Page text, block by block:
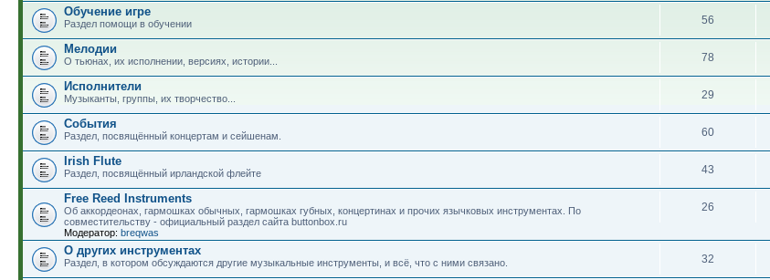
Обучение игре
Раздел помощи в обучении 56
Мелодии
О тьюнах, их исполнении, версиях, истории... 78
Исполнители
Музыканты, группы, их творчество... 29
События
Раздел, посвящённый концертам и сейшенам. 60
Irish Flute
Раздел, посвящённый ирландской флейте 43
Free Reed Instruments
Об аккордеонах, гармошках обычных, гармошках губных, концертинах и прочих язычковых инструментах. По
совместительству - официальный раздел сайта buttonbox.ru
Модератор: breqwas
26
О других инструментах
Раздел, в котором обсуждаются другие музыкальные инструменты, и всё, что с ними связано. 32